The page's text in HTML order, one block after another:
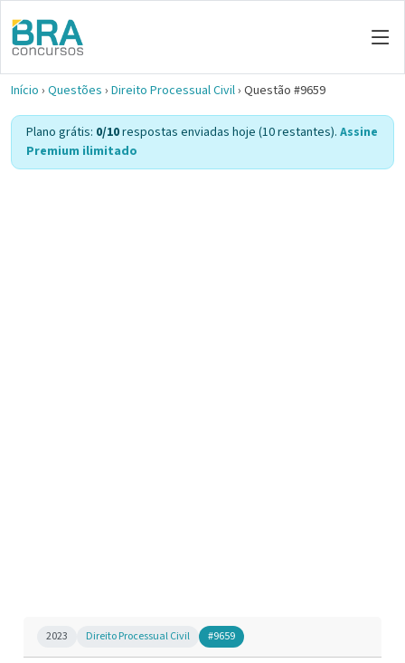
Início › Questões › Direito Processual Civil› Questão #9659
Plano grátis: 0/10respostas enviadas hoje (10 restantes). Assine
Premium ilimitado
2023 Direito Processual Civil #9659